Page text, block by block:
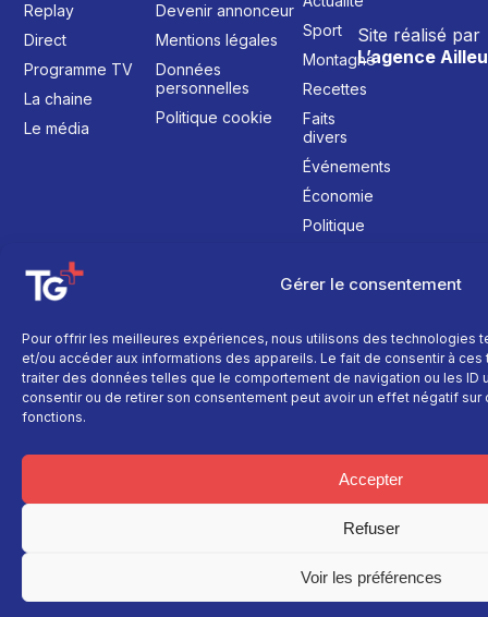
Gérer le consentement
Pour offrir les meilleures expériences, nous utilisons des technologies
et/ou accéder aux informations des appareils. Le fait de consentir à
traiter des données telles que le comportement de navigation ou les ID
consentir ou de retirer son consentement peut avoir un effet négatif
fonctions.
Accepter
Refuser
Voir les préférences
Site réalisé par
L’agence
Replay
Direct
Programme TV
La chaine
Le média
Devenir annonceur
Mentions légales
Données
personnelles
Politique cookie
Sport
Montagne
Recettes
Faits
divers
Événements
Économie
Politique